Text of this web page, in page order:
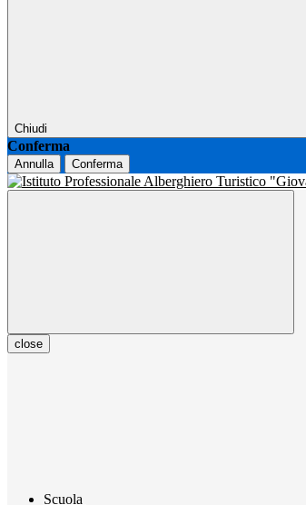
Chiudi
Conferma
Annulla Conferma
close
Scuola